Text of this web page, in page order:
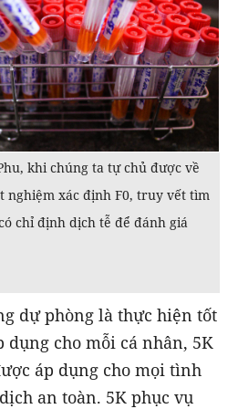
khi chúng ta tự chủ được về
nghiệm xác định F0, truy vết tìm
chỉ định dịch tễ để đánh giá
dự phòng là thực hiện tốt
dụng cho mỗi cá nhân, 5K
áp dụng cho mọi tình
an toàn. 5K phục vụ